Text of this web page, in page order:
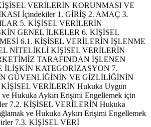
VERİLERİN KORUNMASI VE
İçindekiler 1. GİRİŞ 2. AMAÇ 3.
5. KİŞİSEL VERİLERİN
GENEL İLKELER 6. KİŞİSEL
6.1. KİŞİSEL VERİLERİN İŞLENME
NİTELİKLİ KİŞİSEL VERİLERİN
TARAFINDAN İŞLENEN
İLİŞKİN KATEGORİZASYON 7.
GÜVENLİĞİNİN VE GİZLİLİĞİNİN
VERİLERİN Hukuka Uygun
Hukuka Aykırı Erişimi Engellemek için
7.2. KİŞİSEL VERİLERİN Hukuka
ve Hukuka Aykırı Erişimi Engellemek
7.3. KİŞİSEL VERİ